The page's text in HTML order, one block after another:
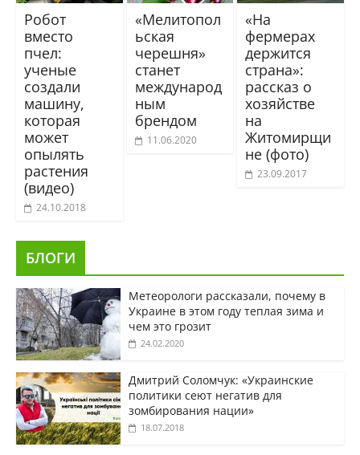
Робот
вместо
пчел:
ученые
создали
машину,
которая
может
опылять
растения
(видео)
24.10.2018
«Мелитопол
ьская
черешня»
станет
международ
ным
брендом
11.06.2020
«На
фермерах
держится
страна»:
рассказ о
хозяйстве
на
Житомирщи
не (фото)
23.09.2017
БЛОГИ
Метеорологи рассказали, почему в
Украине в этом году теплая зима и
чем это грозит
24.02.2020
Дмитрий Соломчук: «Украинские
политики сеют негатив для
зомбирования нации»
18.07.2018